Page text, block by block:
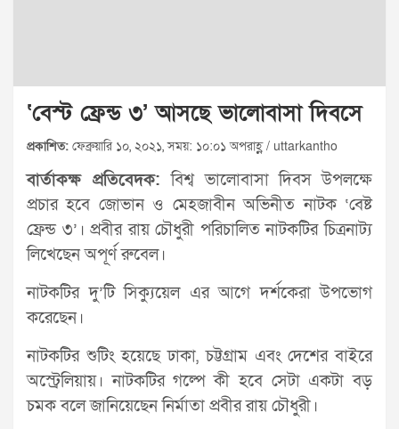
‘বেস্ট ফ্রেন্ড ৩’ আসছে ভালোবাসা দিবসে
প্রকাশিত: ফেব্রুয়ারি ১০, ২০২১, সময়: ১০:০১ অপরাহ্ণ / uttarkantho
বার্তাকক্ষ প্রতিবেদক:বিশ্ব ভালোবাসা দিবস উপলক্ষে
প্রচার হবে জোভান ও মেহজাবীন অভিনীত নাটক ‘বেষ্ট
ফ্রেন্ড ৩’। প্রবীর রায় চৌধুরী পরিচালিত নাটকটির চিত্রনাট্য
লিখেছেন অপূর্ণ রুবেল।
নাটকটির দু’টি সিক্যুয়েল এর আগে দর্শকেরা উপভোগ
করেছেন।
নাটকটির শুটিং হয়েছে ঢাকা, চট্টগ্রাম এবং দেশের বাইরে
অস্ট্রেলিয়ায়। নাটকটির গল্পে কী হবে সেটা একটা বড়
চমক বলে জানিয়েছেন নির্মাতা প্রবীর রায় চৌধুরী।